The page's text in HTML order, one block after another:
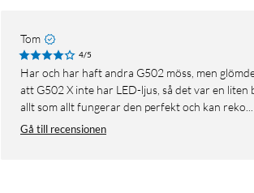
Tom
4/5
Har och har haft andra G502 möss, men glömde i processen
att G502 X inte har LED-ljus, så det var en liten
allt som allt fungerar den perfekt och kan reko...
Gå till recensionen